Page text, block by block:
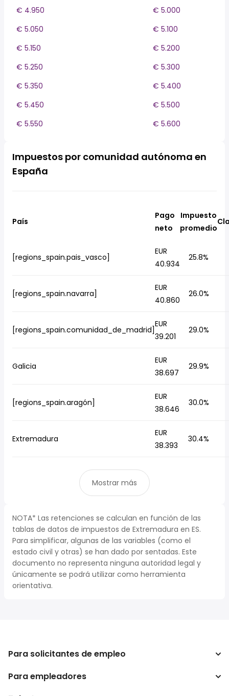
€ 4.950
€ 5.000
€ 5.050
€ 5.100
€ 5.150
€ 5.200
€ 5.250
€ 5.300
€ 5.350
€ 5.400
€ 5.450
€ 5.500
€ 5.550
€ 5.600
Impuestos por comunidad autónoma en
España
País
Pago
neto
Impuesto
promedio
[regions_spain.pais_vasco]
EUR
40.934
25.8%
[regions_spain.navarra]
EUR
40.860
26.0%
[regions_spain.comunidad_de_madrid]
EUR
39.201
29.0%
Galicia
EUR
38.697
29.9%
[regions_spain.aragón]
EUR
38.646
30.0%
Extremadura
EUR
38.393
30.4%
Mostrar más
NOTA* Las retenciones se calculan en función de las
tablas de datos de impuestos de Extremadura en ES.
Para simplificar, algunas de las variables (como el
estado civil y otras) se han dado por sentadas. Este
documento no representa ninguna autoridad legal y
únicamente se podrá utilizar como herramienta
orientativa.
Para solicitantes de empleo
Buscador de trabajo
Para empleadores